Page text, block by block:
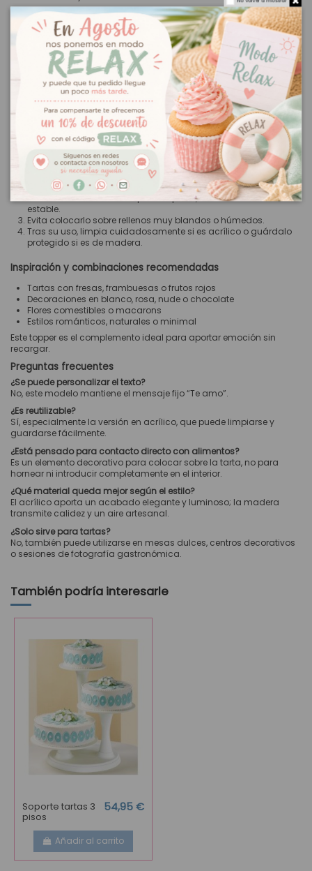
🌿 Madera DM o madera natural
Apariencia cálida y artesanal
Perfecta para tartas rústicas, naturales o románticas
Combina especialmente bien con flores, frutas y tonos suaves
Medidas y detalles del producto
Ancho aproximado:14 cm
Texto fijo:Te amo
Producto no personalizable
Uso decorativo
Ligero y fácil de colocar
Cómo usar el topper para un resultado perfecto
Coloca el topper cuando la tarta esté completamente
terminada.
Inserta suavemente en la parte superior, buscando una zona
estable.
Evita colocarlo sobre rellenos muy blandos o húmedos.
Tras su uso, limpia cuidadosamente si es acrílico o guárdalo
protegido si es de madera.
Inspiración y combinaciones recomendadas
Tartas con fresas, frambuesas o frutos rojos
Decoraciones en blanco, rosa, nude o chocolate
Flores comestibles o macarons
Estilos románticos, naturales o minimal
Este topper es el complemento ideal para aportar emoción sin
recargar.
Preguntas frecuentes
¿Se puede personalizar el texto?
No, este modelo mantiene el mensaje fijo “Te amo”.
¿Es reutilizable?
Sí, especialmente la versión en acrílico, que puede limpiarse y
guardarse fácilmente.
¿Está pensado para contacto directo con alimentos?
Es un elemento decorativo para colocar sobre la tarta, no para
hornear ni introducir completamente en el interior.
¿Qué material queda mejor según el estilo?
El acrílico aporta un acabado elegante y luminoso; la madera
transmite calidez y un aire artesanal.
¿Solo sirve para tartas?
No, también puede utilizarse en mesas dulces, centros decorativos
o sesiones de fotografía gastronómica.
También podría interesarle
Soporte tartas 3
pisos
54,95 €
Añadir al carrito